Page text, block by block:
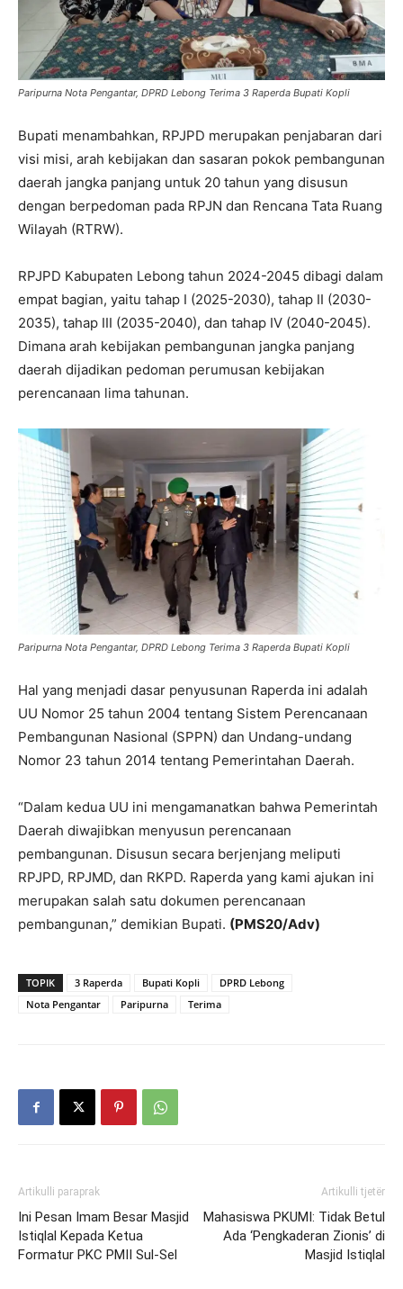
Paripurna Nota Pengantar, DPRD Lebong Terima 3 Raperda Bupati Kopli
Bupati menambahkan, RPJPD merupakan penjabaran dari
visi misi, arah kebijakan dan sasaran pokok pembangunan
daerah jangka panjang untuk 20 tahun yang disusun
dengan berpedoman pada RPJN dan Rencana Tata Ruang
Wilayah (RTRW).
RPJPD Kabupaten Lebong tahun 2024-2045 dibagi dalam
empat bagian, yaitu tahap I (2025-2030), tahap II (2030-
2035), tahap III (2035-2040), dan tahap IV (2040-2045).
Dimana arah kebijakan pembangunan jangka panjang
daerah dijadikan pedoman perumusan kebijakan
perencanaan lima tahunan.
Paripurna Nota Pengantar, DPRD Lebong Terima 3 Raperda Bupati Kopli
Hal yang menjadi dasar penyusunan Raperda ini adalah
UU Nomor 25 tahun 2004 tentang Sistem Perencanaan
Pembangunan Nasional (SPPN) dan Undang-undang
Nomor 23 tahun 2014 tentang Pemerintahan Daerah.
“Dalam kedua UU ini mengamanatkan bahwa Pemerintah
Daerah diwajibkan menyusun perencanaan
pembangunan. Disusun secara berjenjang meliputi
RPJPD, RPJMD, dan RKPD. Raperda yang kami ajukan ini
merupakan salah satu dokumen perencanaan
pembangunan,” demikian Bupati. (PMS20/Adv)
TOPIK 3 Raperda Bupati Kopli
DPRD Lebong
Nota Pengantar
Paripurna Terima
Artikulli paraprak
Ini Pesan Imam Besar Masjid
Istiqlal Kepada Ketua
Formatur PKC PMII Sul-Sel
Artikulli tjetër
Mahasiswa PKUMI: Tidak Betul
Ada ‘Pengkaderan Zionis’ di
Masjid Istiqlal